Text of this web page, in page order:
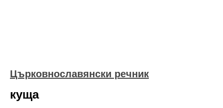
Църковнославянски речник
куща